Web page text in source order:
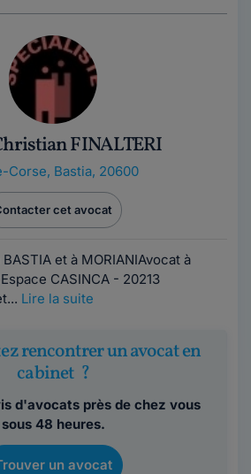
FINALTERI
Corse, Bastia, 20600
cet avocat
BASTIA et à MORIANIAvocat à
CASINCA - 20213
Lire la suite
rencontrer un avocat en
cabinet ?
d'avocats près de chez vous
sous 48 heures.
un avocat